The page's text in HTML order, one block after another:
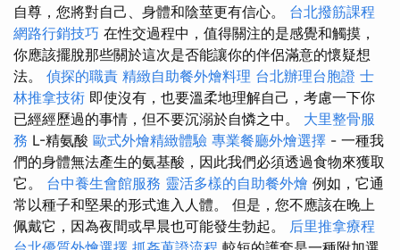
自尊，您將對自己、身體和陰莖更有信心。 台北撥筋課程
網路行銷技巧 在性交過程中，值得關注的是感覺和觸摸，
你應該擺脫那些關於這次是否能讓你的伴侶滿意的懷疑想
法。 偵探的職責 精緻自助餐外燴料理 台北辦理台胞證 士
林推拿技術 即使沒有，也要溫柔地理解自己，考慮一下你
已經經歷過的事情，但不要沉溺於自憐之中。 大里整骨服
務 L-精氨酸 歐式外燴精緻體驗 專業餐廳外燴選擇 - 一種我
們的身體無法產生的氨基酸，因此我們必須透過食物來獲取
它。 台中養生會館服務 靈活多樣的自助餐外燴 例如，它通
常以種子和堅果的形式進入人體。 但是，您不應該在晚上
佩戴它，因為夜間或早晨也可能發生勃起。 后里推拿療程